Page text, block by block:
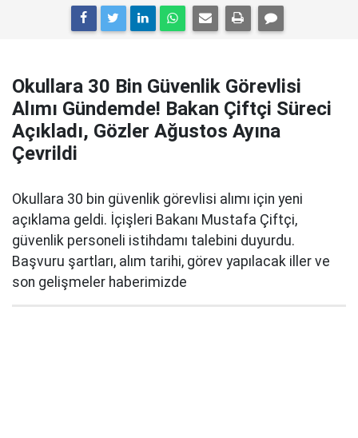
Okullara 30 Bin Güvenlik Görevlisi
Alımı Gündemde! Bakan Çiftçi Süreci
Açıkladı, Gözler Ağustos Ayına
Çevrildi
Okullara 30 bin güvenlik görevlisi alımı için yeni
açıklama geldi. İçişleri Bakanı Mustafa Çiftçi,
güvenlik personeli istihdamı talebini duyurdu.
Başvuru şartları, alım tarihi, görev yapılacak iller ve
son gelişmeler haberimizde